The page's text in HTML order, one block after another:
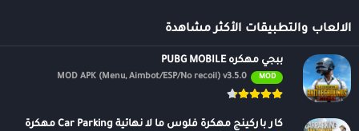
الالعاب والتطبيقات الأكثر مشاهدة
ببجي مهكره PUBG MOBILE
MOD
MOD APK (Menu, Aimbot/ESP/No recoil) v3.5.0
كار باركينج مهكرة فلوس ما لا نهائية Car Parking مهكرة